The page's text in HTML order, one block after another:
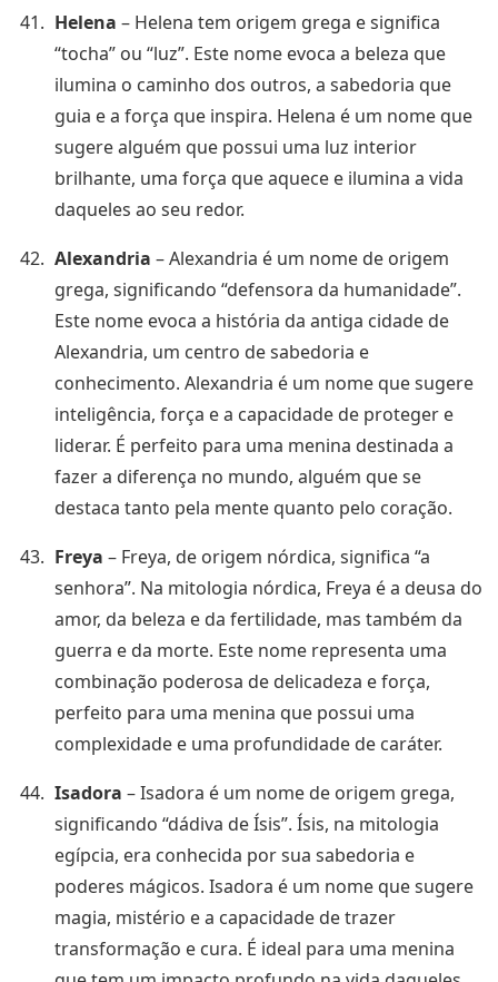
Helena – Helena tem origem grega e significa
“tocha” ou “luz”. Este nome evoca a beleza que
ilumina o caminho dos outros, a sabedoria que
guia e a força que inspira. Helena é um nome que
sugere alguém que possui uma luz interior
brilhante, uma força que aquece e ilumina a vida
daqueles ao seu redor.
Alexandria – Alexandria é um nome de origem
grega, significando “defensora da humanidade”.
Este nome evoca a história da antiga cidade de
Alexandria, um centro de sabedoria e
conhecimento. Alexandria é um nome que sugere
inteligência, força e a capacidade de proteger e
liderar. É perfeito para uma menina destinada a
fazer a diferença no mundo, alguém que se
destaca tanto pela mente quanto pelo coração.
Freya – Freya, de origem nórdica, significa “a
senhora”. Na mitologia nórdica, Freya é a deusa do
amor, da beleza e da fertilidade, mas também da
guerra e da morte. Este nome representa uma
combinação poderosa de delicadeza e força,
perfeito para uma menina que possui uma
complexidade e uma profundidade de caráter.
Isadora – Isadora é um nome de origem grega,
significando “dádiva de Ísis”. Ísis, na mitologia
egípcia, era conhecida por sua sabedoria e
poderes mágicos. Isadora é um nome que sugere
magia, mistério e a capacidade de trazer
transformação e cura. É ideal para uma menina